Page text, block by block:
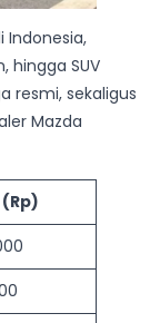
Indonesia,
hingga SUV
resmi, sekaligus
Mazda